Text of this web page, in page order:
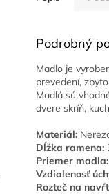
Podrobný
Madlo je
prevedení,
Madlá sú
dvere skríň,
Materiál:
Dĺžka ramena:
Priemer madla:
Vzdialenosť
Rozteč na